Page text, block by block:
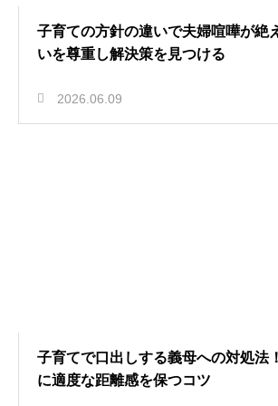
子育ての方針の違いで夫婦喧嘩が絶
いを尊重し解決策を見つける
2026.06.09
子育てで口出しする義母への対処法
に適度な距離感を保つコツ